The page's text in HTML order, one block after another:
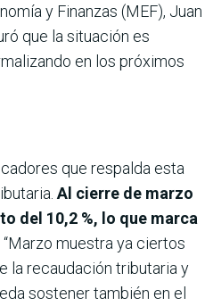
y Finanzas (MEF), Juan
que la situación es
en los próximos
que respalda esta
Al cierre de marzo
del 10,2 %, lo que marca
. “Marzo muestra ya ciertos
la recaudación tributaria y
sostener también en el